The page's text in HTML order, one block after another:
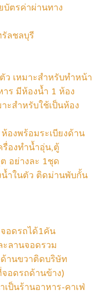
บัตรค่าผ่านทาง
ลชลบุรี
ว เหมาะสำหรับทำหน้า
ร มีห้องน้ำ 1 ห้อง
ะสำหรับใช้เป็นห้อง
องพร้อมระเบียงด้าน
รื่องทำน้ำอุ่น,ตู้
อย่างละ 1ชุด
น้ำในตัว ติดม่านพับกั้น
อดรถได้1คัน
ลานจอดรวม
านขวาติดบริษัท
อดรถด้านข้าง)
ป็นร้านอาหาร-คาเฟ่